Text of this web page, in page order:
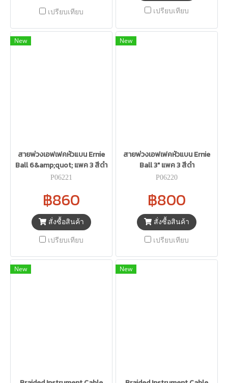
เปรียบเทียบ เปรียบเทียบ
New
สายพ่วงเอฟเฟคหัวแบน Ernie
Ball 6&amp;quot; แพค 3 สีดำ
P06221
฿860
สั่งซื้อสินค้า
เปรียบเทียบ
New
สายพ่วงเอฟเฟคหัวแบน Ernie
Ball 3" แพค 3 สีดำ
P06220
฿800
สั่งซื้อสินค้า
เปรียบเทียบ
New New